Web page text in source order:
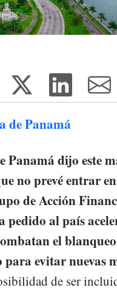
de Panamá
Panamá dijo este
no prevé entrar
de Acción
pedido al país
el
evitar nuevas
de ser